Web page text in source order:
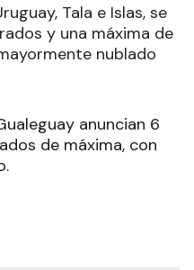
Tala e Islas, se
y una máxima de
nublado
anuncian 6
de máxima, con